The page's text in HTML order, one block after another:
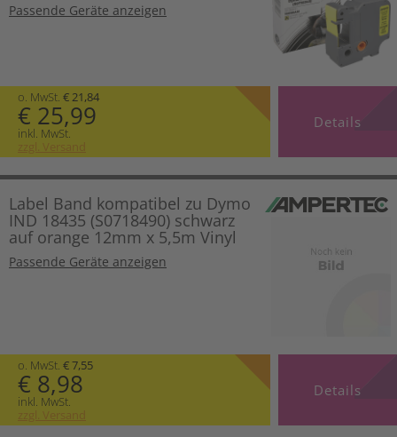
Passende Geräte anzeigen
o. MwSt. € 21,84
€ 25,99
inkl. MwSt.
zzgl. Versand
Details
Label Band kompatibel zu Dymo
IND 18435 (S0718490) schwarz
auf orange 12mm x 5,5m Vinyl
Passende Geräte anzeigen
o. MwSt. € 7,55
€ 8,98
inkl. MwSt.
zzgl. Versand
Details